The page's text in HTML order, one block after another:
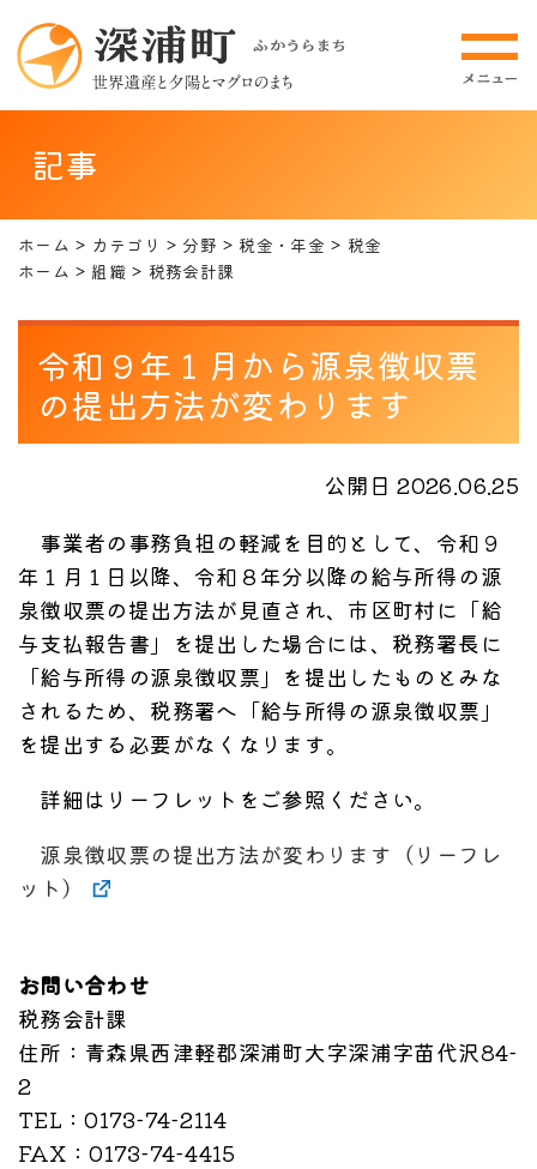
記事
ホーム カテゴリ 分野 税金・年金
税金
ホーム
組織 税務会計課
令和９年１月から源泉徴収票
の提出方法が変わります
公開日 2026.06.25
事業者の事務負担の軽減を目的として、令和９
年１月１日以降、令和８年分以降の給与所得の源
泉徴収票の提出方法が見直され、市区町村に「給
与支払報告書」を提出した場合には、税務署長に
「給与所得の源泉徴収票」を提出したものとみな
されるため、税務署へ「給与所得の源泉徴収票」
を提出する必要がなくなります。
詳細はリーフレットをご参照ください。
源泉徴収票の提出方法が変わります（リーフレ
ット）
お問い合わせ
税務会計課
住所 ：青森県西津軽郡深浦町大字深浦字苗代沢84-
2
TEL ：0173-74-2114
FAX ：0173-74-4415